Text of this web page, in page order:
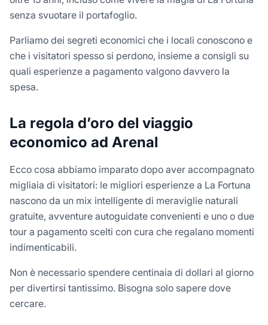
senza svuotare il portafoglio.
Parliamo dei segreti economici che i locali conoscono e
che i visitatori spesso si perdono, insieme a consigli su
quali esperienze a pagamento valgono davvero la
spesa.
La regola d’oro del viaggio
economico ad Arenal
Ecco cosa abbiamo imparato dopo aver accompagnato
migliaia di visitatori: le migliori esperienze a La Fortuna
nascono da un mix intelligente di meraviglie naturali
gratuite, avventure autoguidate convenienti e uno o due
tour a pagamento scelti con cura che regalano momenti
indimenticabili.
Non è necessario spendere centinaia di dollari al giorno
per divertirsi tantissimo. Bisogna solo sapere dove
cercare.